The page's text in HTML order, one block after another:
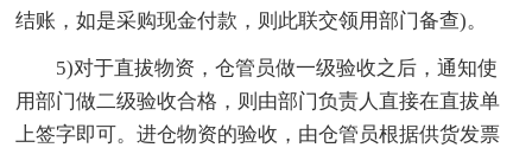
结账，如是采购现金付款，则此联交领用部门备查)。
5)对于直拔物资，仓管员做一级验收之后，通知使
用部门做二级验收合格，则由部门负责人直接在直拔单
上签字即可。进仓物资的验收，由仓管员根据供货发票